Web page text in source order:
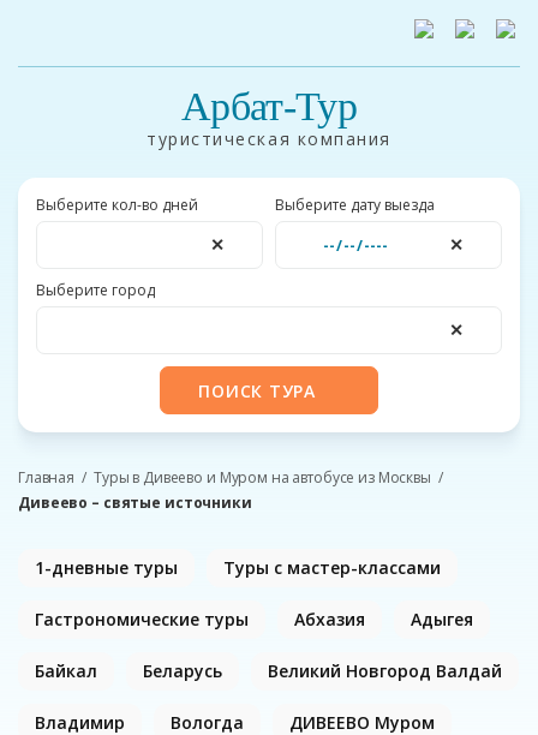
Арбат-Тур
туристическая компания
Выберите кол-во дней
✕
Выберите дату выезда
✕
Выберите город
✕
ПОИСК ТУРА
Главная
Туры в Дивеево и Муром на автобусе из Москвы
Дивеево – святые источники
1-дневные туры Туры с мастер-классами
Гастрономические туры Абхазия Адыгея
Байкал Беларусь Великий Новгород Валдай
Владимир Вологда ДИВЕЕВО Муром